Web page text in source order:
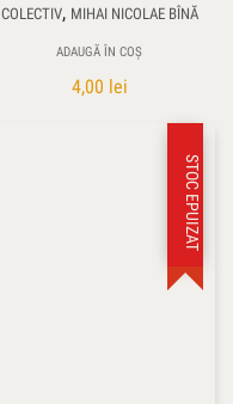
COLECTIV, MIHAI NICOLAE BÎNĂ
ADAUGĂ ÎN COȘ
4,00 lei
STOC EPUIZAT